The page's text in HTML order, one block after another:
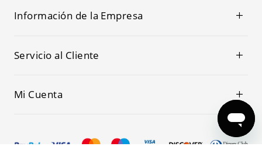
Información de la Empresa
Servicio al Cliente
Mi Cuenta